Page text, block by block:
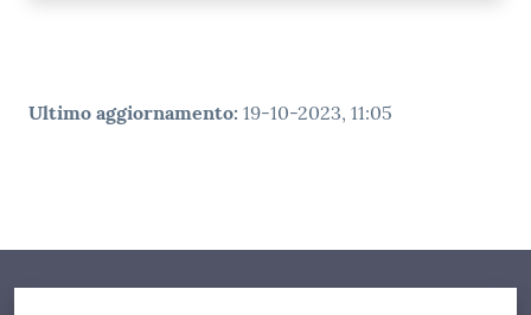
Ultimo aggiornamento: 19-10-2023, 11:05